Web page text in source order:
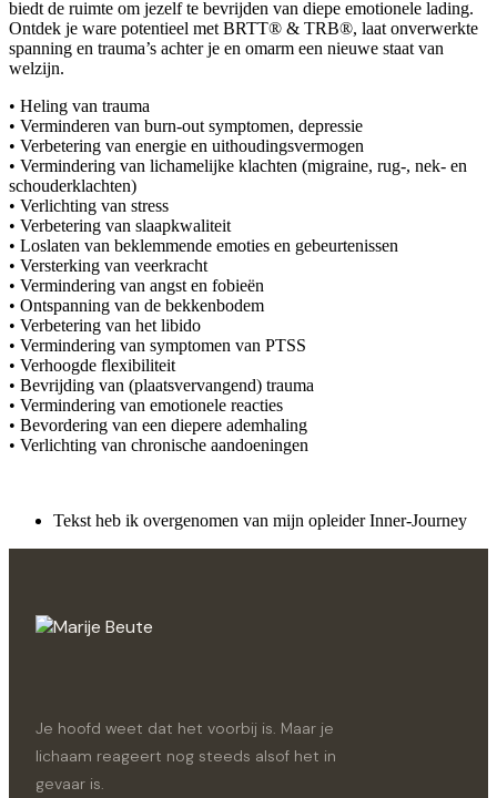
biedt de ruimte om jezelf te bevrijden van diepe emotionele lading.
Ontdek je ware potentieel met BRTT® & TRB®, laat onverwerkte
spanning en trauma’s achter je en omarm een nieuwe staat van
welzijn.
• Heling van trauma
• Verminderen van burn-out symptomen, depressie
• Verbetering van energie en uithoudingsvermogen
• Vermindering van lichamelijke klachten (migraine, rug-, nek- en
schouderklachten)
• Verlichting van stress
• Verbetering van slaapkwaliteit
• Loslaten van beklemmende emoties en gebeurtenissen
• Versterking van veerkracht
• Vermindering van angst en fobieën
• Ontspanning van de bekkenbodem
• Verbetering van het libido
• Vermindering van symptomen van PTSS
• Verhoogde flexibiliteit
• Bevrijding van (plaatsvervangend) trauma
• Vermindering van emotionele reacties
• Bevordering van een diepere ademhaling
• Verlichting van chronische aandoeningen
Tekst heb ik overgenomen van mijn opleider Inner-Journey
Je hoofd weet dat het voorbij is. Maar je
lichaam reageert nog steeds alsof het in
gevaar is.